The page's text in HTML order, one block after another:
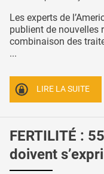
Les experts de
publient de nouvelles
combinaison des
...
LIRE LA SUITE
FERTILITÉ :
doivent